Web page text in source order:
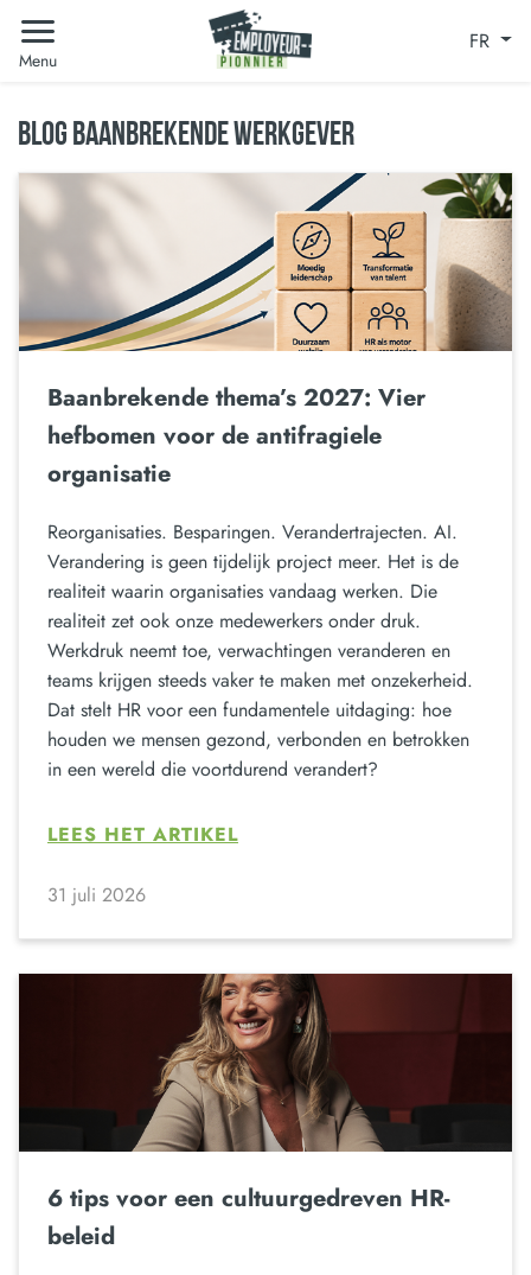
Menu
FR
BLOG BAANBREKENDE WERKGEVER
Baanbrekende thema’s 2027: Vier
hefbomen voor de antifragiele
organisatie
Reorganisaties. Besparingen. Verandertrajecten. AI.
Verandering is geen tijdelijk project meer. Het is de
realiteit waarin organisaties vandaag werken. Die
realiteit zet ook onze medewerkers onder druk.
Werkdruk neemt toe, verwachtingen veranderen en
teams krijgen steeds vaker te maken met onzekerheid.
Dat stelt HR voor een fundamentele uitdaging: hoe
houden we mensen gezond, verbonden en betrokken
in een wereld die voortdurend verandert?
LEES HET ARTIKEL
31 juli 2026
6 tips voor een cultuurgedreven HR-
beleid